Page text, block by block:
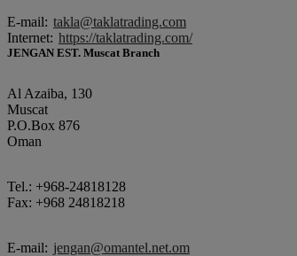
E-mail: takla@taklatrading.com
Internet: https://taklatrading.com/
JENGAN EST. Muscat Branch
Al Azaiba, 130
Muscat
P.O.Box 876
Oman
Tel.: +968-24818128
Fax: +968 24818218
E-mail: jengan@omantel.net.om